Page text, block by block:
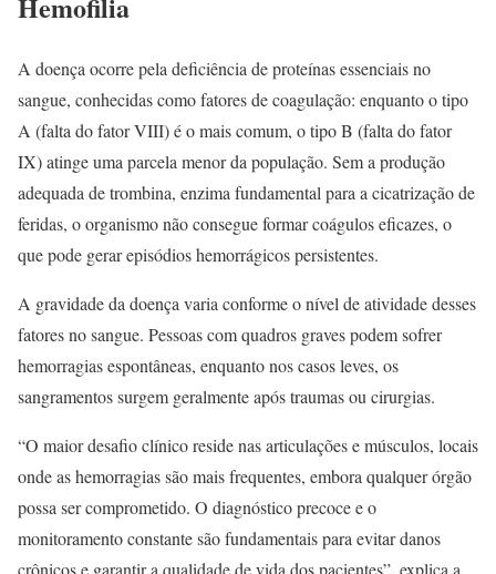
A doença ocorre pela deficiência de proteínas essenciais no
sangue, conhecidas como fatores de coagulação: enquanto o tipo
A (falta do fator VIII) é o mais comum, o tipo B (falta do fator
IX) atinge uma parcela menor da população. Sem a produção
adequada de trombina, enzima fundamental para a cicatrização de
feridas, o organismo não consegue formar coágulos eficazes, o
que pode gerar episódios hemorrágicos persistentes.
A gravidade da doença varia conforme o nível de atividade desses
fatores no sangue. Pessoas com quadros graves podem sofrer
hemorragias espontâneas, enquanto nos casos leves, os
sangramentos surgem geralmente após traumas ou cirurgias.
“O maior desafio clínico reside nas articulações e músculos, locais
onde as hemorragias são mais frequentes, embora qualquer órgão
possa ser comprometido. O diagnóstico precoce e o
monitoramento constante são fundamentais para evitar danos
crônicos e garantir a qualidade de vida dos pacientes”, explica a